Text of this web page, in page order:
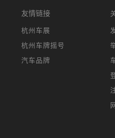
友情链接
杭州车展
杭州车牌摇号
汽车品牌